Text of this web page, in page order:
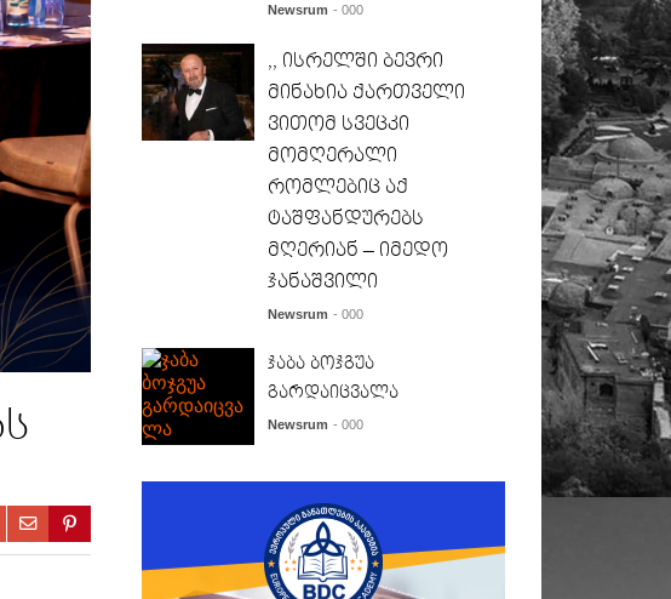
Newsrum - 000
,, ისრელში ბევრი
მინახია ქართველი
ვითომ სვეცკი
მომღერალი
რომლებიც აქ
ტაშფანდურებს
მღერიან – იმედო
ჯანაშვილი
Newsrum - 000
ჯაბა ბოჯგუა
გარდაიცვალა
Newsrum - 000